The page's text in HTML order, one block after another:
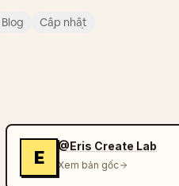
Blog Cập nhật
E
@Eris Create Lab
Xem bản gốc